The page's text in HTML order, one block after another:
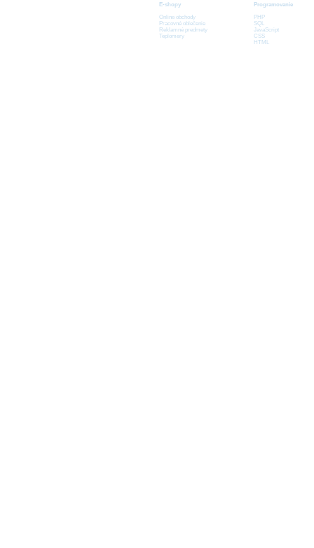
E-shopy
Online obchody
Pracovné oblečenie
Reklamné predmety
Teplomery
Programovanie
PHP
SQL
JavaScript
CSS
HTML